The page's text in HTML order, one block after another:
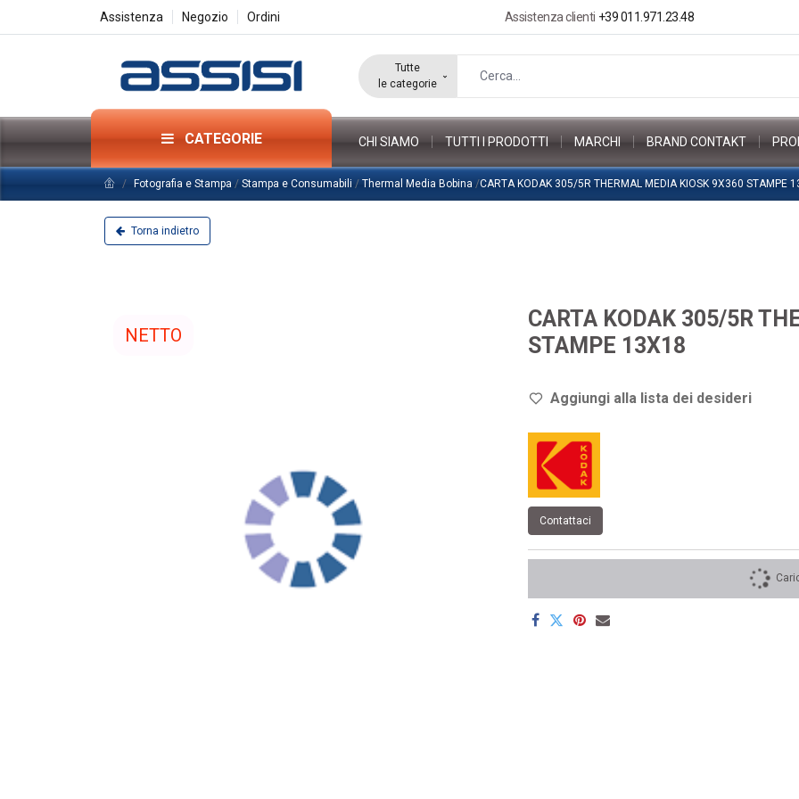
Assistenza Negozio Ordini Assistenza clienti +39 011.971.23.48
Tutte
le categorie
CATEGORIE CHI SIAMO TUTTI I PRODOTTI MARCHI BRAND CONTAKT
Fotografia e Stampa / Stampa e Consumabili / Thermal Media Bobina /CARTA KODAK 305/5R THERMAL MEDIA KIOSK 9X360 STAMPE
Torna indietro
NETTO
CARTA KODAK 305/5R
STAMPE 13X18
Aggiungi alla lista dei desideri
Contattaci